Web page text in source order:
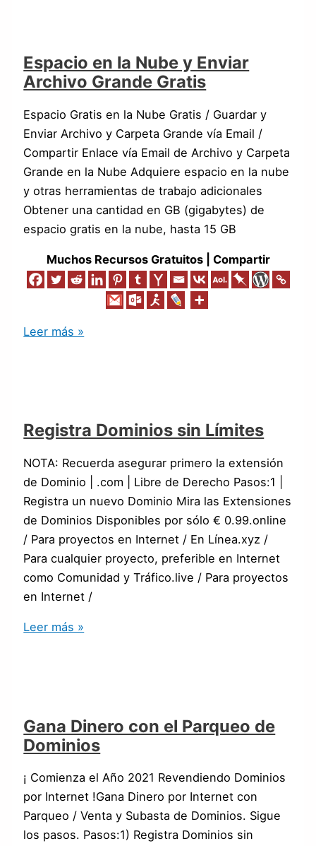
Espacio en la Nube y Enviar
Archivo Grande Gratis
Espacio Gratis en la Nube Gratis / Guardar y
Enviar Archivo y Carpeta Grande vía Email /
Compartir Enlace vía Email de Archivo y Carpeta
Grande en la Nube Adquiere espacio en la nube
y otras herramientas de trabajo adicionales
Obtener una cantidad en GB (gigabytes) de
espacio gratis en la nube, hasta 15 GB
Muchos Recursos Gratuitos | Compartir
Leer más »
Registra Dominios sin Límites
NOTA: Recuerda asegurar primero la extensión
de Dominio | .com | Libre de Derecho Pasos:1 |
Registra un nuevo Dominio Mira las Extensiones
de Dominios Disponibles por sólo € 0.99.online
/ Para proyectos en Internet / En Línea.xyz /
Para cualquier proyecto, preferible en Internet
como Comunidad y Tráfico.live / Para proyectos
en Internet /
Leer más »
Gana Dinero con el Parqueo de
Dominios
¡ Comienza el Año 2021 Revendiendo Dominios
por Internet !Gana Dinero por Internet con
Parqueo / Venta y Subasta de Dominios. Sigue
los pasos. Pasos:1) Registra Dominios sin